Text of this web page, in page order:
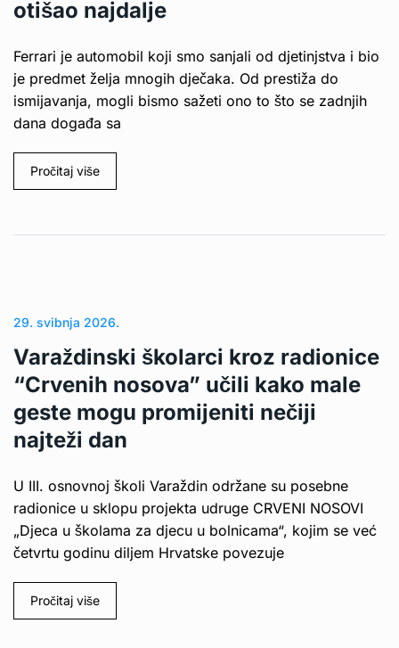
otišao najdalje
Ferrari je automobil koji smo sanjali od djetinjstva i bio
je predmet želja mnogih dječaka. Od prestiža do
ismijavanja, mogli bismo sažeti ono to što se zadnjih
dana događa sa
Pročitaj više
29. svibnja 2026.
Varaždinski školarci kroz radionice
“Crvenih nosova” učili kako male
geste mogu promijeniti nečiji
najteži dan
U III. osnovnoj školi Varaždin održane su posebne
radionice u sklopu projekta udruge CRVENI NOSOVI
„Djeca u školama za djecu u bolnicama“, kojim se već
četvrtu godinu diljem Hrvatske povezuje
Pročitaj više